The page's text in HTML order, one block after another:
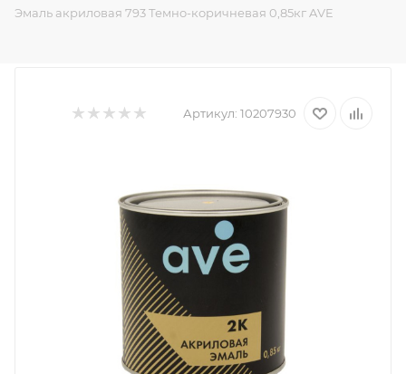
Эмаль акриловая 793 Темно-коричневая 0,85кг AVE
Артикул: 10207930